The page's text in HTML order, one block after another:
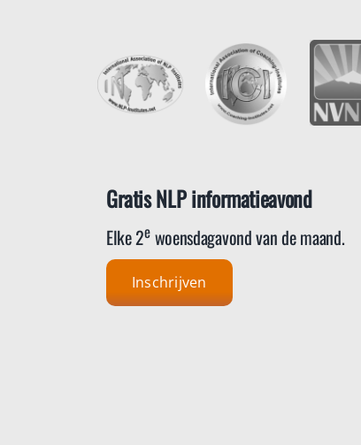
Gratis NLP informatieavond
Elke 2ewoensdagavond van de maand.
Inschrijven